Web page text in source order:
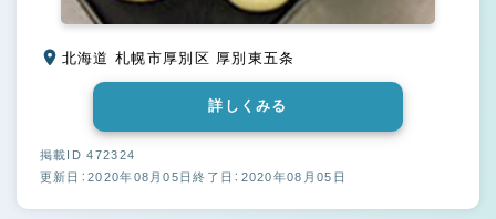
北海道 札幌市厚別区 厚別東五条
詳しくみる
掲載ID 472324
更新日：2020年08月05日終了日：2020年08月05日